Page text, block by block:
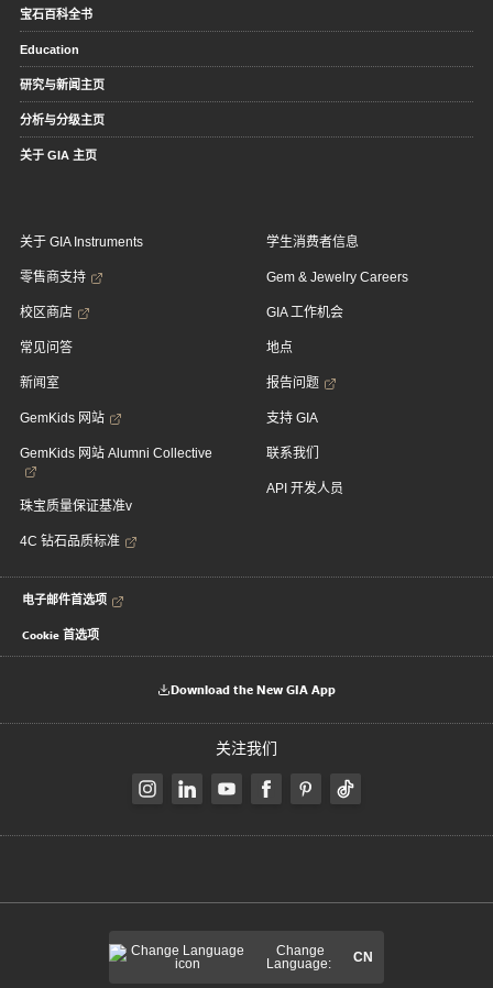
宝石百科全书
Education
研究与新闻主页
分析与分级主页
关于 GIA 主页
关于 GIA Instruments
零售商支持
校区商店
常见问答
新闻室
GemKids 网站
GemKids 网站 Alumni Collective
珠宝质量保证基准v
4C 钻石品质标准
学生消费者信息
Gem & Jewelry Careers
GIA 工作机会
地点
报告问题
支持 GIA
联系我们
API 开发人员
电子邮件首选项
Cookie 首选项
Download the New GIA App
关注我们
Change
Language:
CN